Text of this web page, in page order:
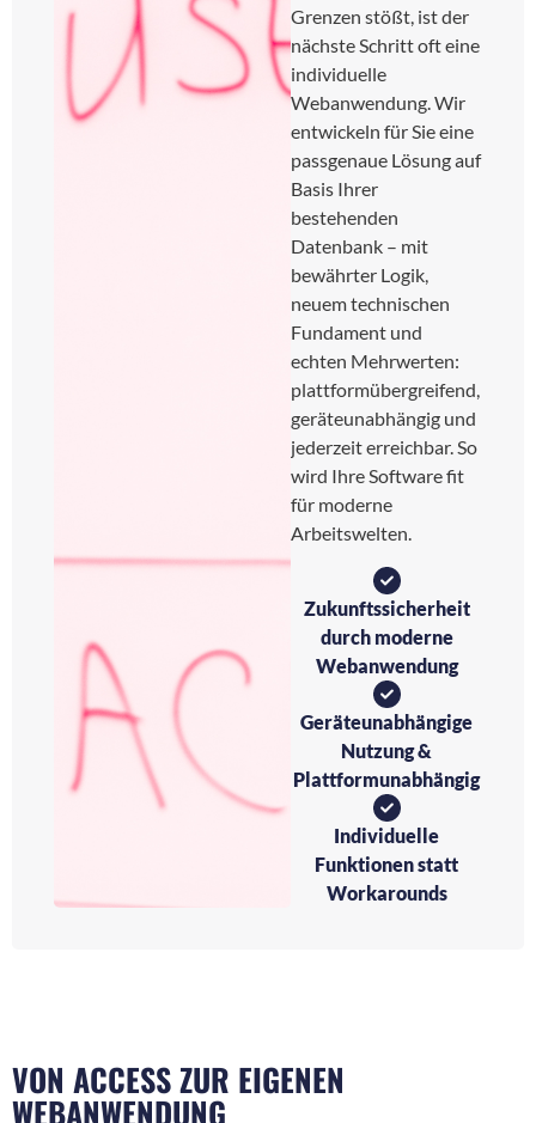
Grenzen stößt, ist der
nächste Schritt oft eine
individuelle
Webanwendung. Wir
entwickeln für Sie eine
passgenaue Lösung auf
Basis Ihrer
bestehenden
Datenbank – mit
bewährter Logik,
neuem technischen
Fundament und
echten Mehrwerten:
plattformübergreifend,
geräteunabhängig und
jederzeit erreichbar. So
wird Ihre Software fit
für moderne
Arbeitswelten.
Zukunftssicherheit
durch moderne
Webanwendung
Geräteunabhängige
Nutzung &
Plattformunabhängig
Individuelle
Funktionen statt
Workarounds
VON ACCESS ZUR EIGENEN
WEBANWENDUNG